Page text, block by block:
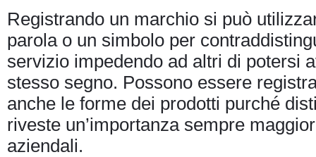
Registrando un marchio si può
parola o un simbolo per
servizio impedendo ad altri di potersi
stesso segno. Possono essere
anche le forme dei prodotti purché
riveste un’importanza sempre
aziendali.